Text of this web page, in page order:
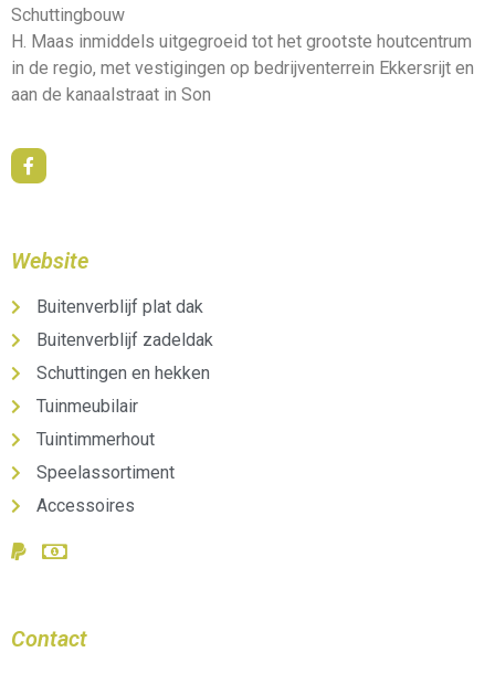
Schuttingbouw
H. Maas inmiddels uitgegroeid tot het grootste houtcentrum
in de regio, met vestigingen op bedrijventerrein Ekkersrijt en
aan de kanaalstraat in Son
Website
Buitenverblijf plat dak
Buitenverblijf zadeldak
Schuttingen en hekken
Tuinmeubilair
Tuintimmerhout
Speelassortiment
Accessoires
Contact